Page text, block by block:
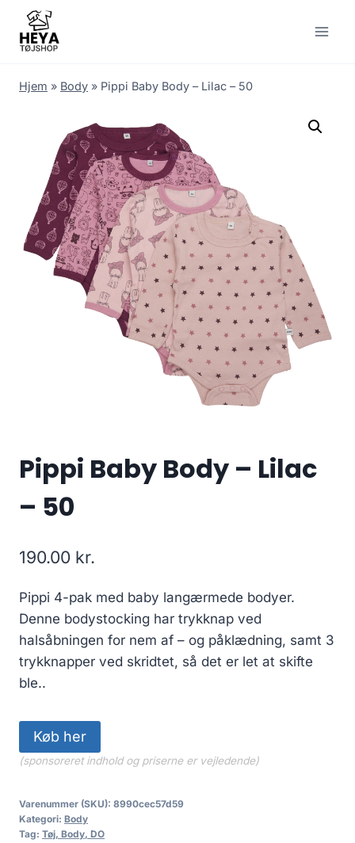
content
Hjem » Body » Pippi Baby Body – Lilac – 50
Pippi Baby Body – Lilac
– 50
190.00 kr.
Pippi 4-pak med baby langærmede bodyer.
Denne bodystocking har trykknap ved
halsåbningen for nem af – og påklædning, samt 3
trykknapper ved skridtet, så det er let at skifte
ble..
Køb her
(sponsoreret indhold og priserne er vejledende)
Varenummer (SKU): 8990cec57d59
Kategori: Body
Tag: Tøj, Body, DO